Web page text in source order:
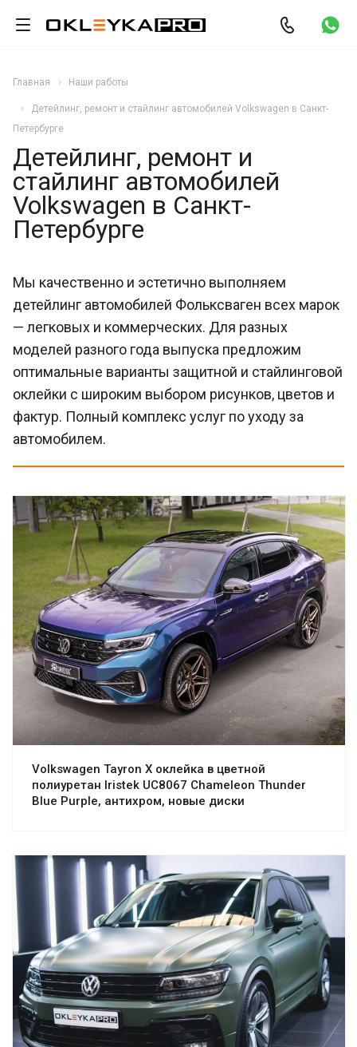
Главная Наши работы
Детейлинг, ремонт и стайлинг автомобилей Volkswagen в Санкт-
Петербурге
Детейлинг, ремонт и
стайлинг автомобилей
Volkswagen в Санкт-
Петербурге
Мы качественно и эстетично выполняем
детейлинг автомобилей Фольксваген всех марок
— легковых и коммерческих. Для разных
моделей разного года выпуска предложим
оптимальные варианты защитной и стайлинговой
оклейки с широким выбором рисунков, цветов и
фактур. Полный комплекс услуг по уходу за
автомобилем.
Смотреть проект
Volkswagen Tayron X оклейка в цветной
полиуретан Iristek UC8067 Chameleon Thunder
Blue Purple, антихром, новые диски
Смотреть проект